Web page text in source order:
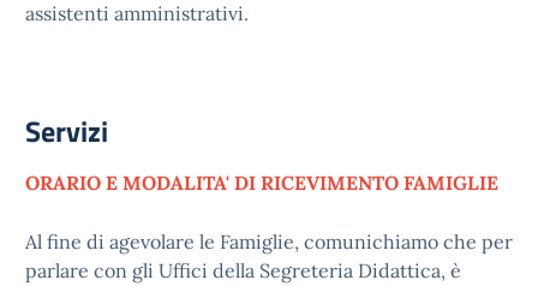
assistenti amministrativi.
Servizi
ORARIO E MODALITA' DI RICEVIMENTO FAMIGLIE
Al fine di agevolare le Famiglie, comunichiamo che per
parlare con gli Uffici della Segreteria Didattica, è